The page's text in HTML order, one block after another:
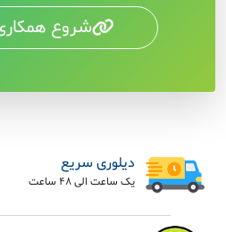
شروع
دیلوری سریع
یک ساعت الی 48 ساعت